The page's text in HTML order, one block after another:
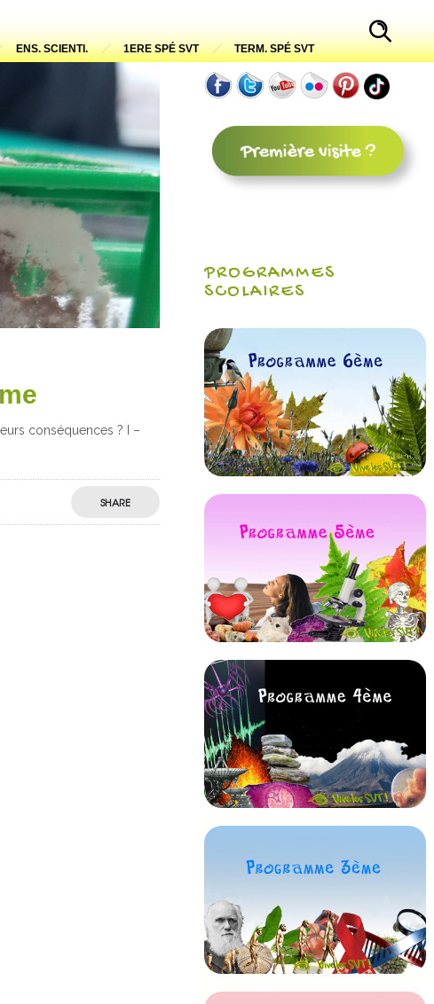
ENS. SCIENTI. 1ERE SPÉ SVT TERM. SPÉ SVT
conséquences ? I –
SHARE
PROGRAMMES
SCOLAIRES